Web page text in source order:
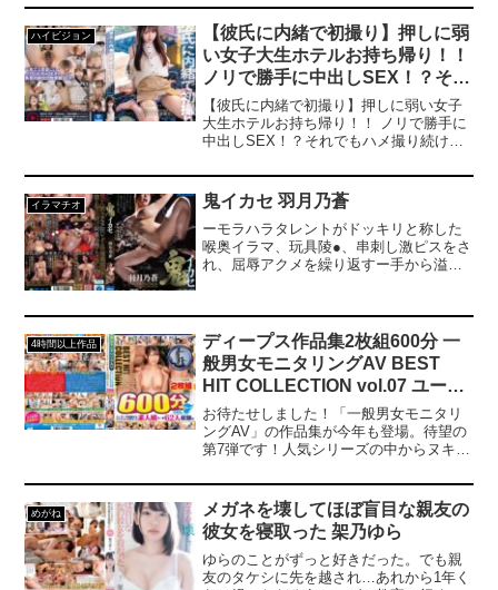
までの間にキャンペーンにエントリー＆
【春のパンツまつり30％OFF第◯弾】の
表記がついた商品を購入すると購入点数
に応じて特典動画をプレゼント。購入点
数やエントリー登録などキャンペーンの
詳細は、特設ページでご確認ください。
【注意事項】・プレゼントを受け取るに
はキャンペーン期間中に特設ページでエ
ントリーが必要です。・キャンペーン期
ます。・月額動画はキャンペーン対象外
です。---------------------------------------------------
-------------------
ハイビジョン
【彼氏に内緒で初撮り】押しに弱
い女子大生ホテルお持ち帰り！！
ノリで勝手に中出しSEX！？それ
でもハメ撮り続けてラストは肉便
器化。 すずちゃん（20歳）
【彼氏に内緒で初撮り】押しに弱い女子
大生ホテルお持ち帰り！！ ノリで勝手に
中出しSEX！？それでもハメ撮り続けて
イラマチオ 鬼イカセ 羽月乃蒼
ーモラハラタレントがドッキリと称した
喉奥イラマ、玩具陵●、串刺し激ピスをさ
れ、屈辱アクメを繰り返すー手から溢れ
に白目イキが止まらない。こき使われて
きた男たちの復讐。止まぬ強●、嬲り。
「お前は売春婦なんだよ、マ●コを使い続
けるだけでいいんだ」『制作・著作 株式
会社ケイ・エム・プロデュース』
4時間以上作品
ディープス作品集2枚組600分 一
般男女モニタリングAV BEST
HIT COLLECTION vol.07 ユーザ
ーの皆様からリクエストの多かっ
た素人娘を一挙62人収録！！！
お待たせしました！「一般男女モニタリ
ングAV」の作品集が今年も登場。待望の
第7弾です！人気シリーズの中からヌキど
録！ 女子大生、人妻、OL、キャビンアテ
ンダント、予備校生…etc、エッチで魅力
的な素人娘を62人収録した大満足の600
分！素人AVのリアルな恥じらいを存分に
お楽しみください。全員顔出しの永久保
存版！
めがね
メガネを壊してほぼ盲目な親友の
彼女を寝取った 架乃ゆら
ゆらのことがずっと好きだった。でも親
友のタケシに先を越され…あれから1年く